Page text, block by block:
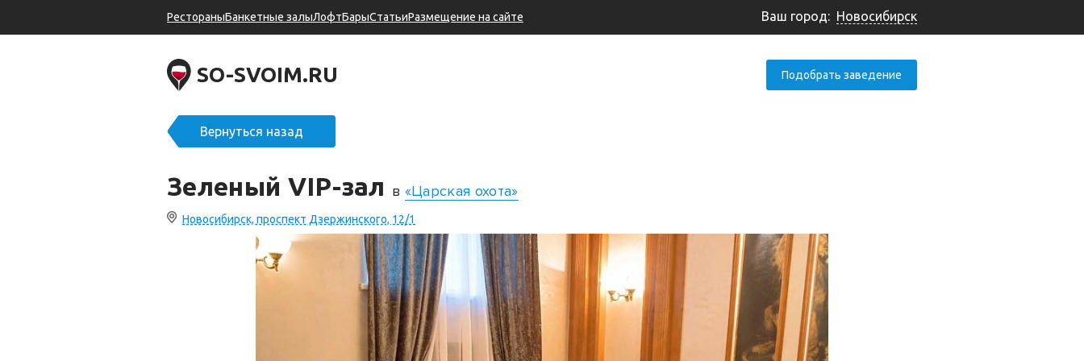
РестораныБанкетные залыЛофтБарыСтатьиРазмещение на сайте Ваш город: Новосибирск
SO-SVOIM.RU Подобрать заведение
Вернуться назад
Зеленый VIP-зал в «Царская охота»
Новосибирск, проспект Дзержинского, 12/1